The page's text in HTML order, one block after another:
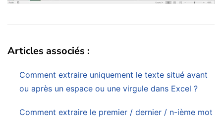
Articles associés :
Comment extraire uniquement le texte situé avant
ou après un espace ou une virgule dans Excel ?
Comment extraire le premier / dernier / n-ième mot